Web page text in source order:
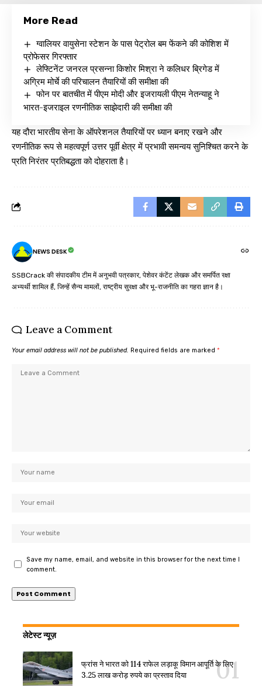
More Read
ग्वालियर वायुसेना स्टेशन के पास पेट्रोल बम फेंकने की कोशिश में
प्रोफेसर गिरफ्तार
लेफ्टिनेंट जनरल प्रसन्ना किशोर मिश्रा ने कलिधर ब्रिगेड में
अग्रिम मोर्चे की परिचालन तैयारियों की समीक्षा की
फोन पर बातचीत में पीएम मोदी और इजरायली पीएम नेतन्याहू ने
भारत-इजराइल रणनीतिक साझेदारी की समीक्षा की
यह दौरा भारतीय सेना के ऑपरेशनल तैयारियों पर ध्यान बनाए रखने और
रणनीतिक रूप से महत्वपूर्ण उत्तर पूर्वी क्षेत्र में प्रभावी समन्वय सुनिश्चित करने के
प्रति निरंतर प्रतिबद्धता को दोहराता है।
NEWS DESK
SSBCrack की संपादकीय टीम में अनुभवी पत्रकार, पेशेवर कंटेंट लेखक और समर्पित रक्षा
अभ्यर्थी शामिल हैं, जिन्हें सैन्य मामलों, राष्ट्रीय सुरक्षा और भू-राजनीति का गहरा ज्ञान है।
Leave a Comment
Your email address will not be published. Required fields are marked *
Save my name, email, and website in this browser for the next time I
comment.
लेटेस्ट न्यूज़
फ्रांस ने भारत को 114 राफेल लड़ाकू विमान आपूर्ति के लिए
3.25 लाख करोड़ रुपये का प्रस्ताव दिया